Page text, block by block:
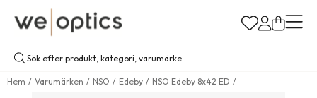
Hem Varumärken NSO Edeby NSO Edeby 8x42 ED